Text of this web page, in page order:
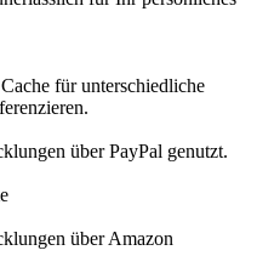
für unterschiedliche
über PayPal genutzt.
über Amazon